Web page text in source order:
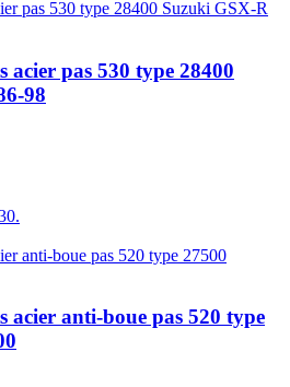
acier pas 530 type 28400
98
acier anti-boue pas 520 type